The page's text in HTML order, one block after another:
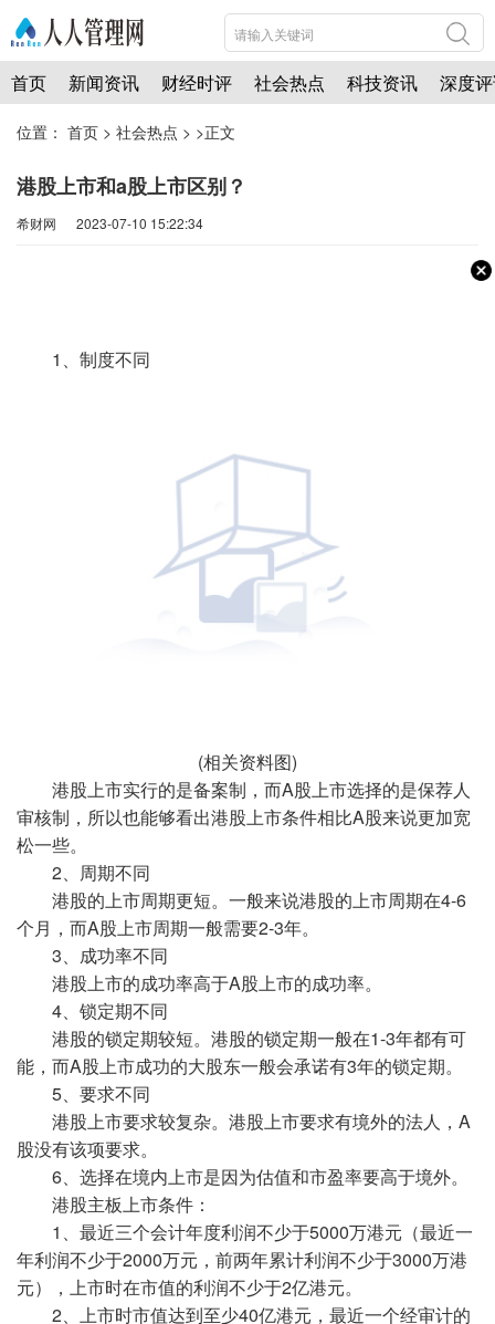
首页 新闻资讯 财经时评 社会热点 科技资讯 深度
位置： 首页 > 社会热点 > >正文
港股上市和a股上市区别？
希财网 2023-07-10 15:22:34
1、制度不同
(相关资料图)
港股上市实行的是备案制，而A股上市选择的是保荐人
审核制，所以也能够看出港股上市条件相比A股来说更加宽
松一些。
2、周期不同
港股的上市周期更短。一般来说港股的上市周期在4-6
个月，而A股上市周期一般需要2-3年。
3、成功率不同
港股上市的成功率高于A股上市的成功率。
4、锁定期不同
港股的锁定期较短。港股的锁定期一般在1-3年都有可
能，而A股上市成功的大股东一般会承诺有3年的锁定期。
5、要求不同
港股上市要求较复杂。港股上市要求有境外的法人，A
股没有该项要求。
6、选择在境内上市是因为估值和市盈率要高于境外。
港股主板上市条件：
1、最近三个会计年度利润不少于5000万港元（最近一
年利润不少于2000万元，前两年累计利润不少于3000万港
元），上市时在市值的利润不少于2亿港元。
2、上市时市值达到至少40亿港元，最近一个经审计的